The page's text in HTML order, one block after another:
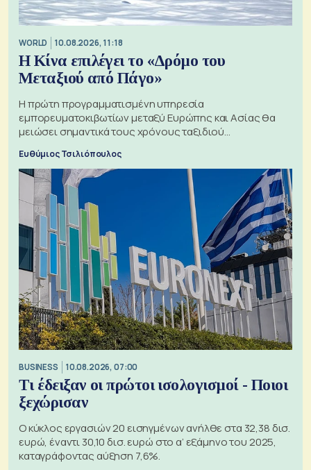
WORLD 10.08.2026, 11:18
Η Κίνα επιλέγει το «Δρόμο του
Μεταξιού από Πάγο»
Η πρώτη προγραμματισμένη υπηρεσία
εμπορευματοκιβωτίων μεταξύ Ευρώπης και Ασίας θα
μειώσει σημαντικά τους χρόνους ταξιδιού
χρησιμοποιώντας την Αρκτική ως πλωτή οδό
Ευθύμιος Τσιλιόπουλος
BUSINESS 10.08.2026, 07:00
Τι έδειξαν οι πρώτοι ισολογισμοί - Ποιοι
ξεχώρισαν
Ο κύκλος εργασιών 20 εισηγμένων ανήλθε στα 32,38 δισ.
ευρώ, έναντι 30,10 δισ. ευρώ στο α’ εξάμηνο του 2025,
καταγράφοντας αύξηση 7,6%.